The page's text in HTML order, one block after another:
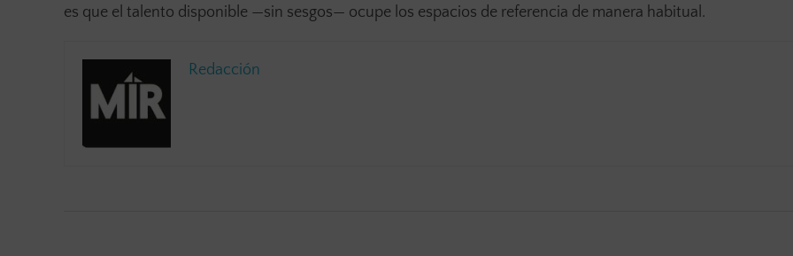
es que el talento disponible —sin sesgos— ocupe los espacios de referencia de manera habitual.
Redacción